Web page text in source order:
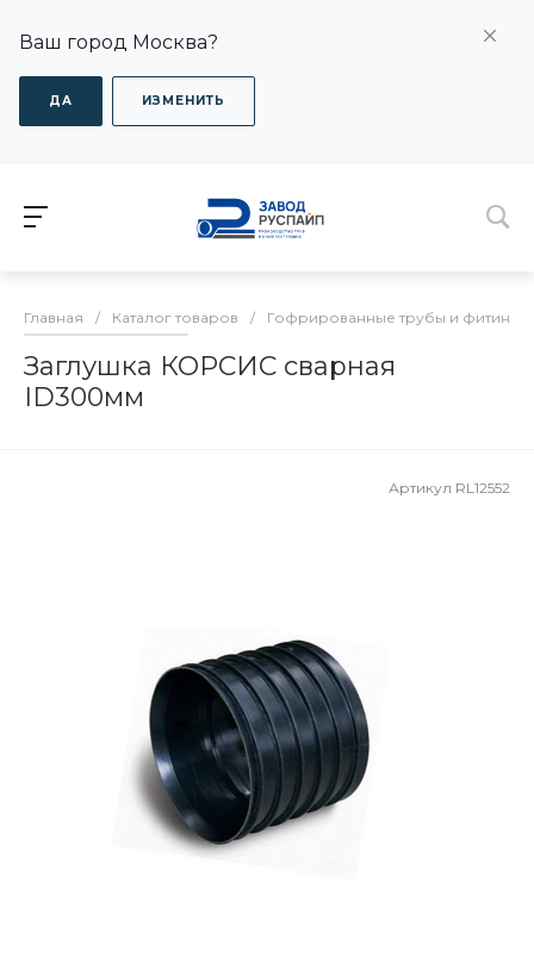
Ваш город Москва?
ДА ИЗМЕНИТЬ
Главная / Каталог товаров / Гофрированные трубы и фитинги
Заглушка КОРСИС сварная
ID300мм
Артикул RL12552